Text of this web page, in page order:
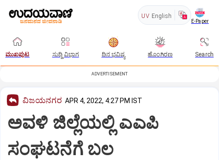
UV English
E-Paper
ಮುಖಪುಟ ಸುದ್ದಿ ವಿಭಾಗ ದಿನ ಭವಿಷ್ಯ ಹೊಂಗಿರಣ Search
ADVERTISEMENT
ವಿಜಯನಗರ APR 4, 2022, 4:27 PM IST
ಅವಳಿ ಜಿಲ್ಲೆಯಲ್ಲಿ ಎಎಪಿ
ಸಂಘಟನೆಗೆ ಬಲ